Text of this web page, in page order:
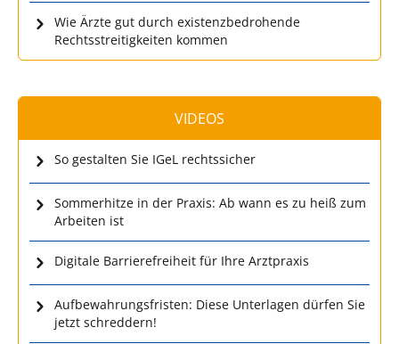
Wie Ärzte gut durch existenzbedrohende
Rechtsstreitigkeiten kommen
VIDEOS
So gestalten Sie IGeL rechtssicher
Sommerhitze in der Praxis: Ab wann es zu heiß zum
Arbeiten ist
Digitale Barrierefreiheit für Ihre Arztpraxis
Aufbewahrungsfristen: Diese Unterlagen dürfen Sie
jetzt schreddern!